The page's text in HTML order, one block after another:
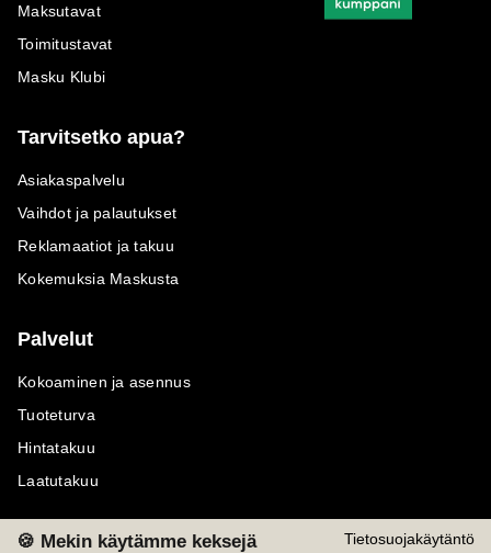
Tietosuojakäytäntö
🍪 Mekin käytämme keksejä
Maksutavat
Toimitustavat
Masku Klubi
Tarvitsetko apua?
Asiakaspalvelu
Vaihdot ja palautukset
Reklamaatiot ja takuu
Kokemuksia Maskusta
Palvelut
Kokoaminen ja asennus
Tuoteturva
Hintatakuu
Laatutakuu